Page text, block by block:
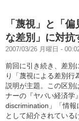
「蔑視」と「
な差別」に対抗
2007/03/26 月曜日 -
前回に引き続き、差別
り「蔑視による差別行
説明が主題。この区別
ナーの『ヤバい経済学
discrimination」「情報
として紹介されている